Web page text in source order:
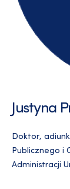
Justyna
Doktor,
Publicznego i
Administracji